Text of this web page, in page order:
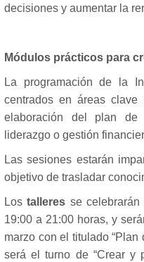
decisiones y aumentar la
Módulos prácticos para
La programación de la
centrados en áreas clave
elaboración del plan de
liderazgo o gestión
Las sesiones estarán
objetivo de trasladar
Los talleres se
19:00 a 21:00 horas, y
marzo con el titulado “Plan
será el turno de “Crear y